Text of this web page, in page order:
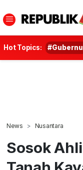
Hot Topics:
News Nusantara
Sosok